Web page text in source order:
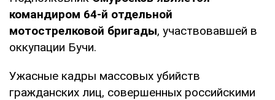
командиром 64-й отдельной
мотострелковой бригады, участвовавшей в
оккупации Бучи.
Ужасные кадры массовых убийств
гражданских лиц, совершенных российскими